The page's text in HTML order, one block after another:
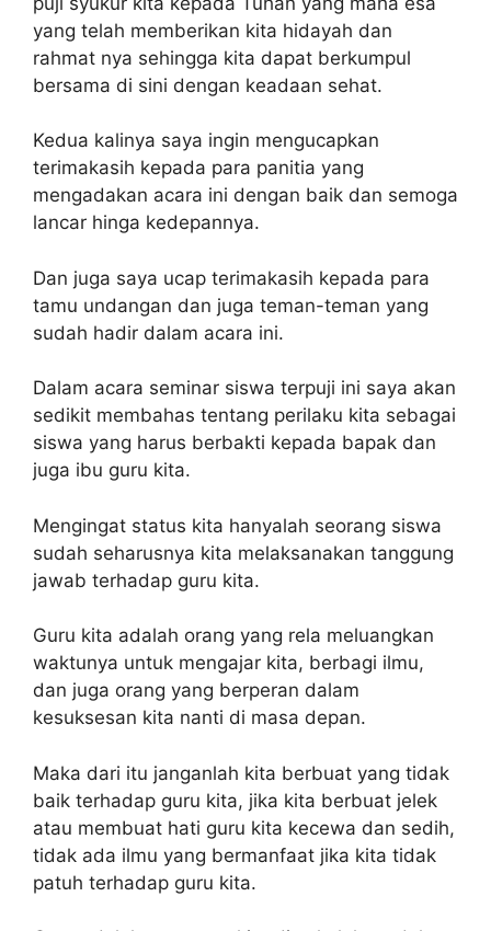
yang telah memberikan kita hidayah dan
rahmat nya sehingga kita dapat berkumpul
bersama di sini dengan keadaan sehat.
Kedua kalinya saya ingin mengucapkan
terimakasih kepada para panitia yang
mengadakan acara ini dengan baik dan semoga
lancar hinga kedepannya.
Dan juga saya ucap terimakasih kepada para
tamu undangan dan juga teman-teman yang
sudah hadir dalam acara ini.
Dalam acara seminar siswa terpuji ini saya akan
sedikit membahas tentang perilaku kita sebagai
siswa yang harus berbakti kepada bapak dan
juga ibu guru kita.
Mengingat status kita hanyalah seorang siswa
sudah seharusnya kita melaksanakan tanggung
jawab terhadap guru kita.
Guru kita adalah orang yang rela meluangkan
waktunya untuk mengajar kita, berbagi ilmu,
dan juga orang yang berperan dalam
kesuksesan kita nanti di masa depan.
Maka dari itu janganlah kita berbuat yang tidak
baik terhadap guru kita, jika kita berbuat jelek
atau membuat hati guru kita kecewa dan sedih,
tidak ada ilmu yang bermanfaat jika kita tidak
patuh terhadap guru kita.